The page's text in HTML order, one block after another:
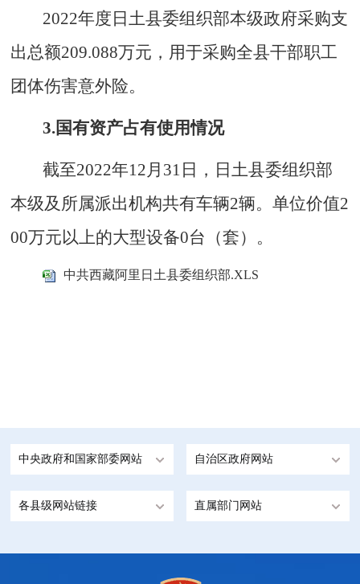
2022年度日土县委组织部本级政府采购支
出总额209.088万元 ， 用于采购全县干部职工
团体伤害意外险。
3.国有资产占有使用情况
截至2022年12月31日，日土县委组织部
本级及所属派出机构共有车辆2辆。单位价值2
00万元以上的大型设备0台（套）。
中共西藏阿里日土县委组织部.XLS
中央政府和国家部委网站 自治区政府网站
各县级网站链接 直属部门网站